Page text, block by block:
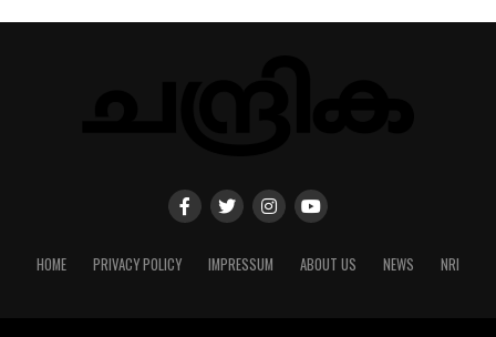
HOME PRIVACY POLICY IMPRESSUM ABOUT US NEWS NRI